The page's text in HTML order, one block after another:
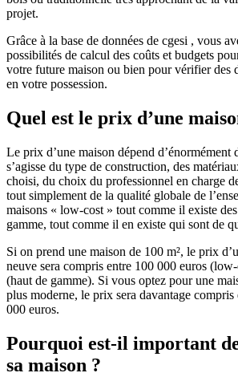
projet.
Grâce à la base de données de cgesi , vous
possibilités de calcul des coûts et budgets
votre future maison ou bien pour vérifier des
en votre possession.
Quel est le prix d’une
Le prix d’une maison dépend d’énormément
s’agisse du type de construction, des
choisi, du choix du professionnel en charge
tout simplement de la qualité globale de
maisons « low-cost » tout comme il existe
gamme, tout comme il en existe qui sont de
Si on prend une maison de 100 m², le prix
neuve sera compris entre 100 000 euros
(haut de gamme). Si vous optez pour une
plus moderne, le prix sera davantage
000 euros.
Pourquoi est-il important
sa maison ?